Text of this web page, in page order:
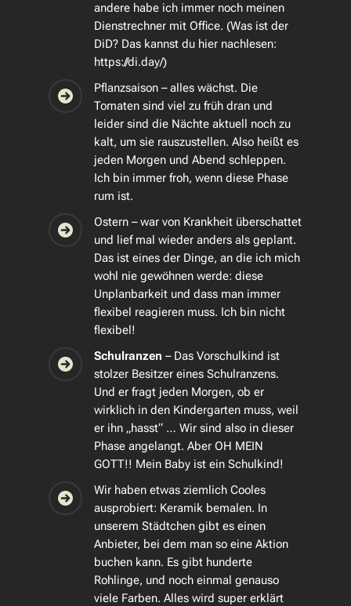
andere habe ich immer noch meinen
Dienstrechner mit Office. (Was ist der
DiD? Das kannst du hier nachlesen:
https://di.day/)
Pflanzsaison – alles wächst. Die
Tomaten sind viel zu früh dran und
leider sind die Nächte aktuell noch zu
kalt, um sie rauszustellen. Also heißt es
jeden Morgen und Abend schleppen.
Ich bin immer froh, wenn diese Phase
rum ist.
Ostern – war von Krankheit überschattet
und lief mal wieder anders als geplant.
Das ist eines der Dinge, an die ich mich
wohl nie gewöhnen werde: diese
Unplanbarkeit und dass man immer
flexibel reagieren muss. Ich bin nicht
flexibel!
Schulranzen – Das Vorschulkind ist
stolzer Besitzer eines Schulranzens.
Und er fragt jeden Morgen, ob er
wirklich in den Kindergarten muss, weil
er ihn „hasst“ … Wir sind also in dieser
Phase angelangt. Aber OH MEIN
GOTT!! Mein Baby ist ein Schulkind!
Wir haben etwas ziemlich Cooles
ausprobiert: Keramik bemalen. In
unserem Städtchen gibt es einen
Anbieter, bei dem man so eine Aktion
buchen kann. Es gibt hunderte
Rohlinge, und noch einmal genauso
viele Farben. Alles wird super erklärt